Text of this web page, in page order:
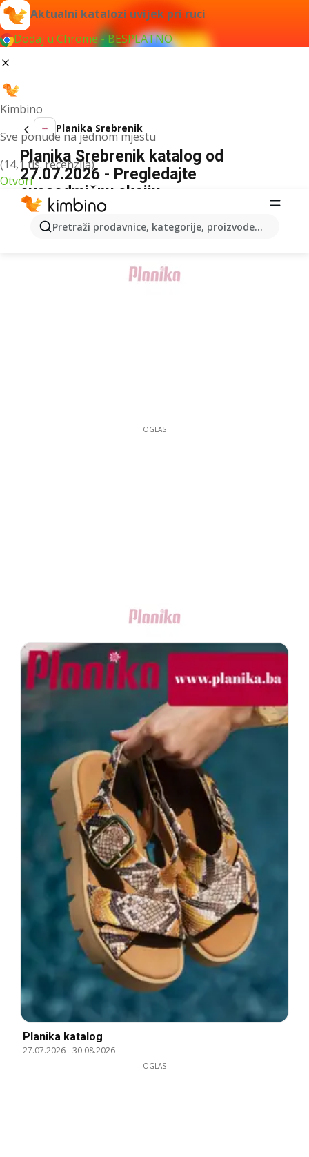
Aktualni katalozi uvijek pri ruci
Dodaj u Chrome - BESPLATNO
Kimbino
Sve ponude na jednom mjestu
(14,1 tis. recenzija)
Otvori
Pretraži prodavnice, kategorije, proizvode...
Planika Srebrenik
Planika Srebrenik katalog od
27.07.2026 - Pregledajte
ovosedmičnu akciju
OGLAS
Planika katalog
27.07.2026-30.08.2026
OGLAS